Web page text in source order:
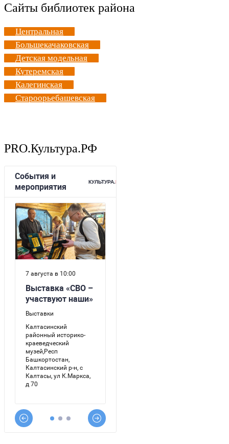
Сайты библиотек района
Центральная
Большекачаковская
Детская модельная
Кутеремская
Калегинская
Староорьебашевская
PRO.Культура.РФ